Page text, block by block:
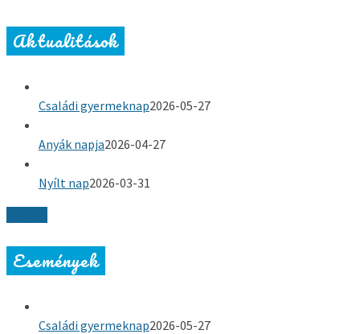
Aktualitások
Családi gyermeknap2026-05-27
Anyák napja2026-04-27
Nyílt nap2026-03-31
Események
Családi gyermeknap2026-05-27